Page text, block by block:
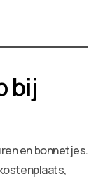
bij
en bonnetjes.